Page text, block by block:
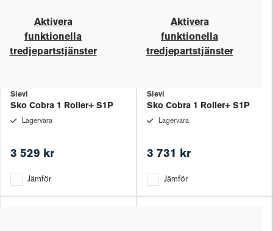
Aktivera
funktionella
tredjepartstjänster
Sievi
Sko Cobra 1 Roller+ S1P
Lagervara
3 529 kr
Jämför
Aktivera
funktionella
tredjepartstjänster
Sievi
Sko Cobra 1 Roller+ S1P
Lagervara
3 731 kr
Jämför